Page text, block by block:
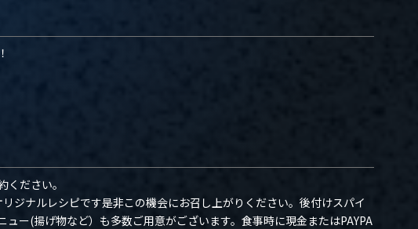
ださい。
ナルレシピです是非この機会にお召し上がりください。後付けスパイ
ュー(揚げ物など）も多数ご用意がございます。食事時に現金またはPAYPA